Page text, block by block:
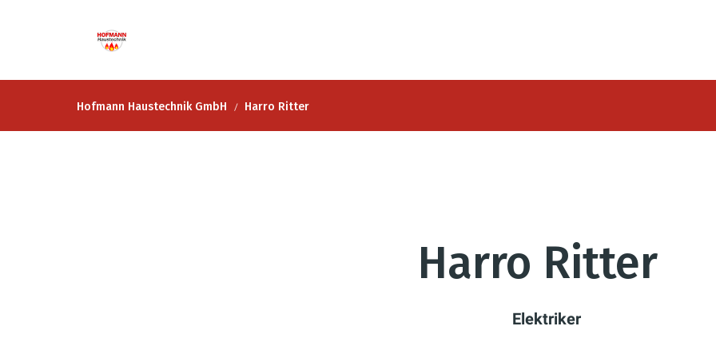
Hofmann Haustechnik GmbH Harro Ritter
Harro Ritter
Elektriker